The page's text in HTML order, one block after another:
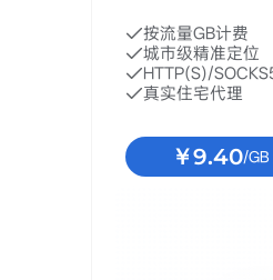
按流量GB计费
城市级精准定位
HTTP(S)/
真实住宅代理
￥9.40/GB